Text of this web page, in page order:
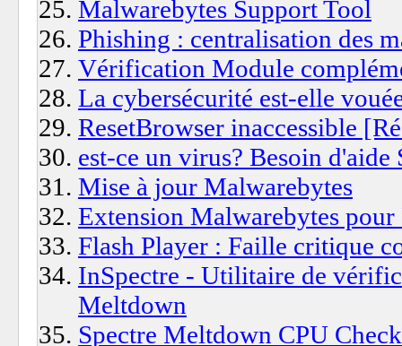
Malwarebytes Support Tool
Phishing : centralisation des
Vérification Module
La cybersécurité est-elle
ResetBrowser inaccessible
est-ce un virus? Besoin
Mise à jour Malwarebytes
Extension Malwarebytes
Flash Player : Faille critique
InSpectre - Utilitaire de
Meltdown
Spectre Meltdown CPU